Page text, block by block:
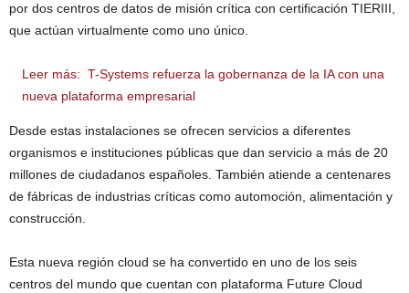
por dos centros de datos de misión crítica con certificación TIERIII,
que actúan virtualmente como uno único.
Leer más: T-Systems refuerza la gobernanza de la IA con una
nueva plataforma empresarial
Desde estas instalaciones se ofrecen servicios a diferentes
organismos e instituciones públicas que dan servicio a más de 20
millones de ciudadanos españoles. También atiende a centenares
de fábricas de industrias críticas como automoción, alimentación y
construcción.
Esta nueva región cloud se ha convertido en uno de los seis
centros del mundo que cuentan con plataforma Future Cloud